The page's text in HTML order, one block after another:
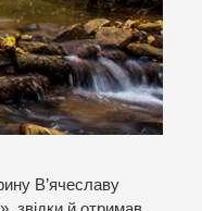
В’ячеславу